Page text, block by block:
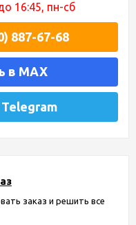
16:45, пн-сб
887-67-68
в MAX
заказ и решить все